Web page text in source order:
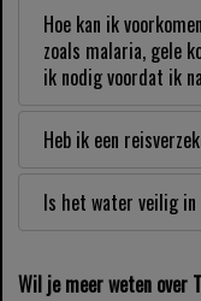
Hoe kan ik
zoals malaria, gele
ik nodig voordat ik
Heb ik een
Is het water veilig in
Wil je meer weten over